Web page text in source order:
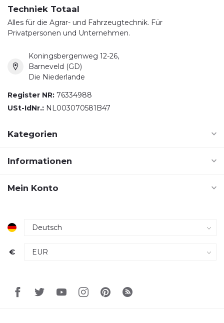
Techniek Totaal
Alles für die Agrar- und Fahrzeugtechnik. Für
Privatpersonen und Unternehmen.
Koningsbergenweg 12-26,
Barneveld (GD)
Die Niederlande
Register NR: 76334988
USt-IdNr.: NL003070581B47
Kategorien
Informationen
Mein Konto
€